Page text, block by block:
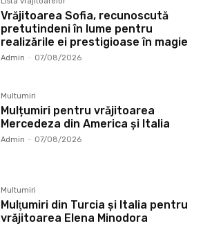
Vrăjitoarea Sofia, recunoscută
pretutindeni în lume pentru
realizările ei prestigioase în magie
Admin - 07/08/2026
Multumiri
Mulțumiri pentru vrăjitoarea
Mercedeza din America și Italia
Admin - 07/08/2026
Multumiri
Mulţumiri din Turcia și Italia pentru
vrăjitoarea Elena Minodora